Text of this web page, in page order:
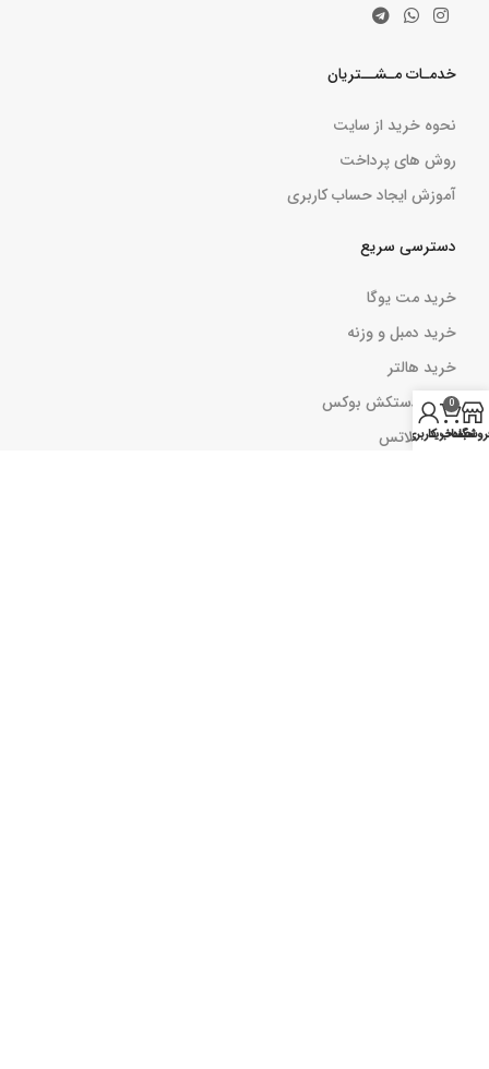
خدمـات مـشــتریان
نحوه خرید از سایت
روش های پرداخت
آموزش ایجاد حساب کاربری
دسترسی سریع
خرید مت یوگا
خرید دمبل و وزنه
خرید هالتر
خرید دستکش بوکس
کش پیلاتس
0
سبد خرید
حساب کاربری من